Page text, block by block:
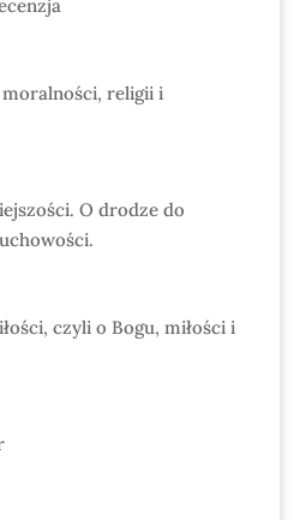
religii i
O drodze do
czyli o Bogu, miłości i